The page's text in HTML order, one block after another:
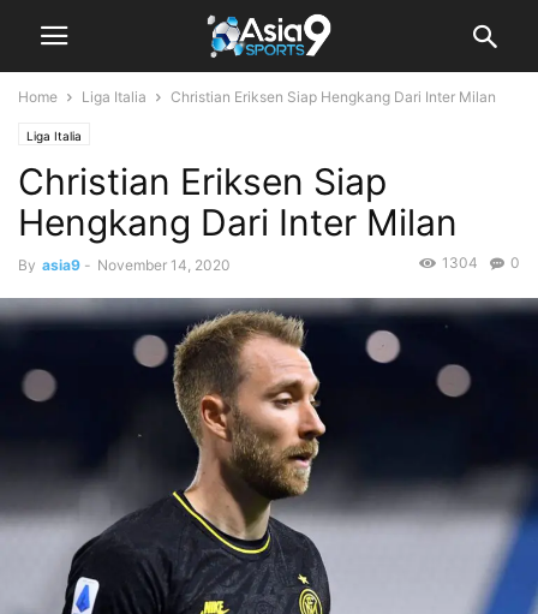
Home Liga Italia Christian Eriksen Siap Hengkang Dari Inter Milan
Liga Italia
Christian Eriksen Siap
Hengkang Dari Inter Milan
By asia9 - November 14, 2020 0
1304